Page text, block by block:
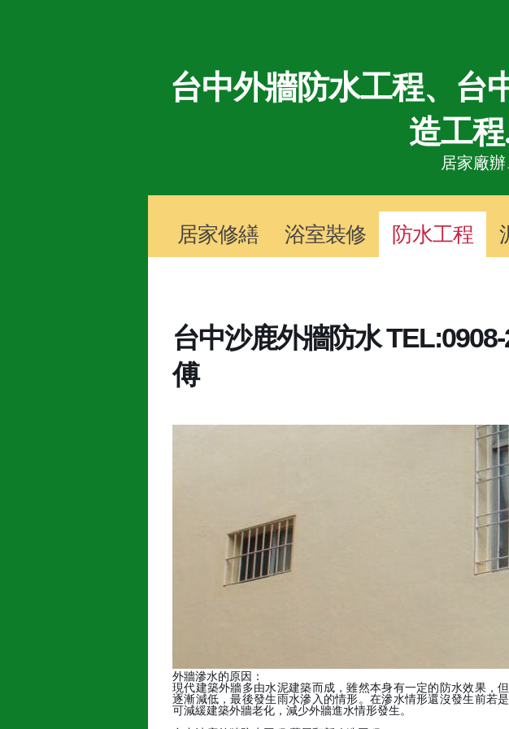
台中外牆防水工程、台
造工
居家廠辦
居家修繕 浴室裝修 防水工程
台中沙鹿外牆防水
傅
外牆滲水的原因：
現代建築外牆多由水泥建築而成，雖然本身有一定的防水效果，
逐漸減低，最後發生雨水滲入的情形。在滲水情形還沒發生前若
可減緩建築外牆老化，減少外牆進水情形發生。